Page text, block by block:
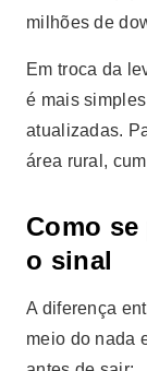
milhões de
Em troca da
é mais
atualizadas.
área rural,
Como
o sinal
A diferença
meio do nada